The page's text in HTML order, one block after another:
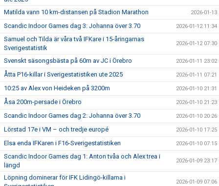
Matilda vann 10 km-distansen på Stadion Marathon
2026-01-13
Scandic Indoor Games dag 3: Johanna över 3.70 2026-01-12 11:34
Samuel och Tilda är våra två IFKare i 15-åringarnas
Sverigestatistik
2026-01-12 07:30
Svenskt säsongsbästa på 60m av JC i Örebro 2026-01-11 23:02
Åtta P16-killar i Sverigestatistiken ute 2025 2026-01-11 07:21
10:25 av Alex von Heideken på 3200m 2026-01-10 21:31
Åsa 200m-persade i Örebro 2026-01-10 21:23
Scandic Indoor Games dag 2: Johanna över 3.70 2026-01-10 20:26
Lörstad 17e i VM – och tredje europé 2026-01-10 17:25
Elsa enda IFKaren i F16-Sverigestatistiken 2026-01-10 07:15
Scandic Indoor Games dag 1: Anton tvåa och Alex trea i
längd
2026-01-09 23:17
Löpning dominerar för IFK Lidingö-killarna i
2026-01-09 07:06